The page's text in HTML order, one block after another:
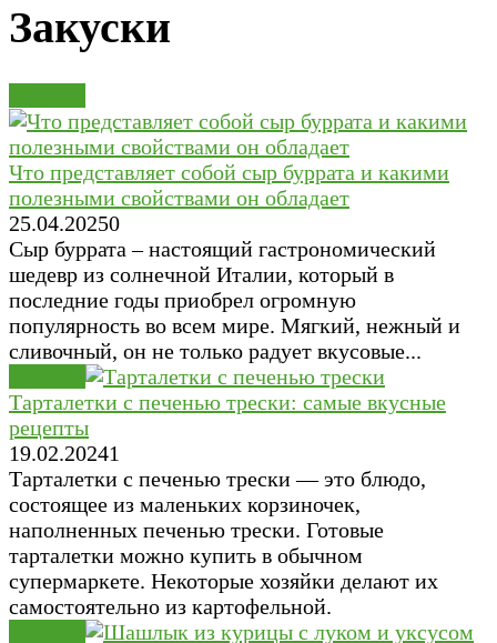
Закуски
Что представляет собой сыр буррата и какими
полезными свойствами он обладает
25.04.20250
Сыр буррата – настоящий гастрономический
шедевр из солнечной Италии, который в
последние годы приобрел огромную
популярность во всем мире. Мягкий, нежный и
сливочный, он не только радует вкусовые...
Тарталетки с печенью трески: самые вкусные
рецепты
19.02.20241
Тарталетки с печенью трески — это блюдо,
состоящее из маленьких корзиночек,
наполненных печенью трески. Готовые
тарталетки можно купить в обычном
супермаркете. Некоторые хозяйки делают их
самостоятельно из картофельной.